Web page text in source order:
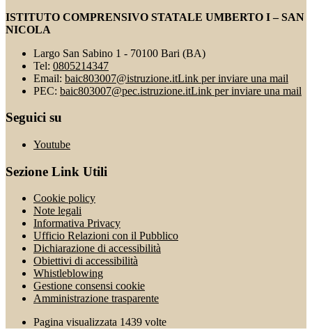
ISTITUTO COMPRENSIVO STATALE UMBERTO I – SAN
NICOLA
Largo San Sabino 1 - 70100 Bari (BA)
Tel: 0805214347
Email: baic803007@istruzione.itLink per inviare una mail
PEC: baic803007@pec.istruzione.itLink per inviare una mail
Seguici su
Youtube
Sezione Link Utili
Cookie policy
Note legali
Informativa Privacy
Ufficio Relazioni con il Pubblico
Dichiarazione di accessibilità
Obiettivi di accessibilità
Whistleblowing
Gestione consensi cookie
Amministrazione trasparente
Pagina visualizzata 1439 volte